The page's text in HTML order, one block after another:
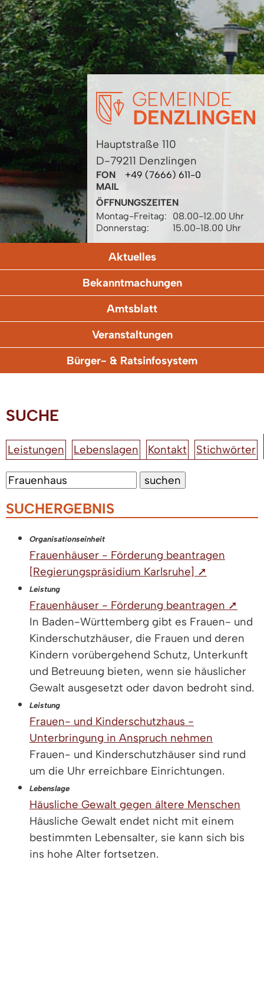
Hauptstraße 110
D-79211 Denzlingen
FON
+49 (7666) 611-0
MAIL
ÖFFNUNGSZEITEN
Montag-Freitag:
08.00-12.00 Uhr
Donnerstag:
15.00-18.00 Uhr
Aktuelles
Bekanntmachungen
Amtsblatt
Veranstaltungen
Bürger- & Ratsinfosystem
SUCHE
Leistungen Lebenslagen Kontakt Stichwörter
SUCHERGEBNIS
Organisationseinheit
Frauenhäuser - Förderung beantragen
[Regierungspräsidium Karlsruhe] ➚
Leistung
Frauenhäuser - Förderung beantragen ➚
In Baden-Württemberg gibt es Frauen- und
Kinderschutzhäuser, die Frauen und deren
Kindern vorübergehend Schutz, Unterkunft
und Betreuung bieten, wenn sie häuslicher
Gewalt ausgesetzt oder davon bedroht sind.
Leistung
Frauen- und Kinderschutzhaus -
Unterbringung in Anspruch nehmen
Frauen- und Kinderschutzhäuser sind rund
um die Uhr erreichbare Einrichtungen.
Lebenslage
Häusliche Gewalt gegen ältere Menschen
Häusliche Gewalt endet nicht mit einem
bestimmten Lebensalter, sie kann sich bis
ins hohe Alter fortsetzen.